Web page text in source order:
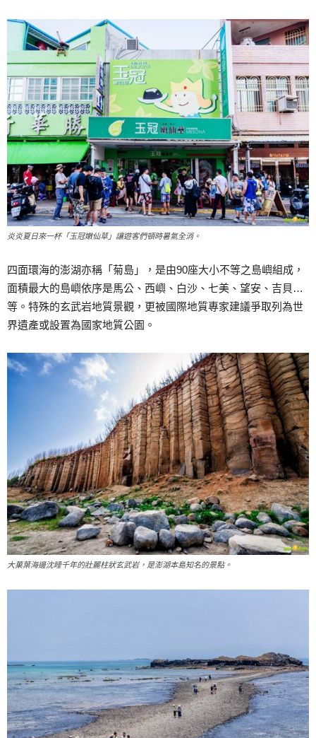
炎炎夏日來一杯「玉冠嫩仙草」讓遊客們頓時暑氣全消。
四面環海的澎湖亦稱「菊島」，是由90座大小不等之島嶼組成，
面積最大的島嶼依序是馬公、西嶼、白沙、七美、望安、吉貝…
等。特殊的玄武岩地質景觀，更被國際地質專家建議爭取列為世
界遺產或設置為國家地質公園。
大菓葉海邊沈睡千年的壯麗柱狀玄武岩，是澎湖本島知名的景點。